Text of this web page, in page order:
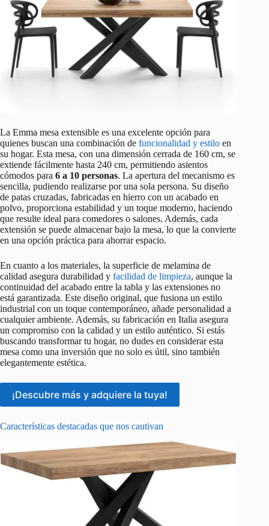
La Emma mesa extensible es una excelente opción para
quienes buscan una combinación de funcionalidad y estilo en
su hogar. Esta mesa, con una dimensión cerrada de 160 cm, se
extiende fácilmente hasta 240 cm, permitiendo asientos
cómodos para 6 a 10 personas. La apertura del mecanismo es
sencilla, pudiendo realizarse por una sola persona. Su diseño
de patas cruzadas, fabricadas en hierro con un acabado en
polvo, proporciona estabilidad y un toque moderno, haciendo
que resulte ideal para comedores o salones. Además, cada
extensión se puede almacenar bajo la mesa, lo que la convierte
en una opción práctica para ahorrar espacio.
En cuanto a los materiales, la superficie de melamina de
calidad asegura durabilidad y facilidad de limpieza, aunque la
continuidad del acabado entre la tabla y las extensiones no
está garantizada. Este diseño original, que fusiona un estilo
industrial con un toque contemporáneo, añade personalidad a
cualquier ambiente. Además, su fabricación en Italia asegura
un compromiso con la calidad y un estilo auténtico. Si estás
buscando transformar tu hogar, no dudes en considerar esta
mesa como una inversión que no solo es útil, sino también
elegantemente estética.
¡Descubre más y adquiere la tuya!
Características destacadas que nos cautivan